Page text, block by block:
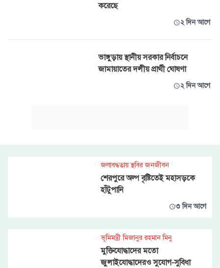
করেছে
২ দিন আগে
ভাঙ্গুড়ায় স্থানীয় সরকার নির্বাচনে
জামায়াতের দলীয় প্রার্থী ঘোষণা
২ দিন আগে
জলাবদ্ধতায় স্থবির জনজীবন
শেরপুরে অল্প বৃষ্টিতেই মহাসড়কে
হাঁটুপানি
৩ দিন আগে
ভূমিমন্ত্রী মিজানুর রহমান মিনু
মুক্তিযোদ্ধাদের মতো
জুলাইযোদ্ধাদেরও সুযোগ-সুবিধা